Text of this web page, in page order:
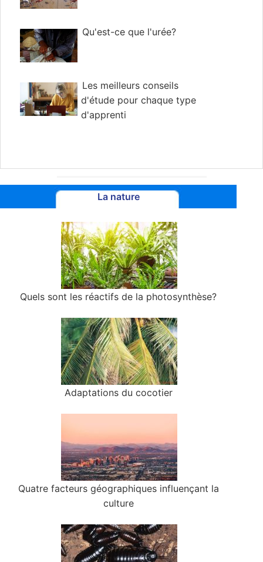
Qu'est-ce que l'urée?
Les meilleurs conseils
d'étude pour chaque type
d'apprenti
La nature
Quels sont les réactifs de la photosynthèse?
Adaptations du cocotier
Quatre facteurs géographiques influençant la
culture